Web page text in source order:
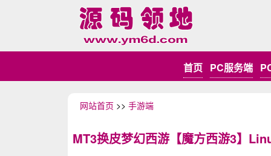
首页 PC服务端
网站首页 >> 手游端
MT3换皮梦幻西游【魔方西游3】